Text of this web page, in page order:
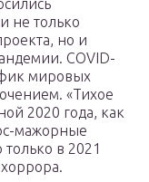
не только
но и
COVID-
мировых
«Тихое
2020 года, как
мажорные
только в 2021